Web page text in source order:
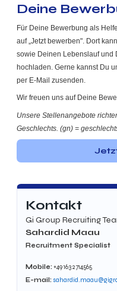
Deine
Für Deine Bewerbung als
auf „Jetzt bewerben". Dort
sowie Deinen Lebenslauf und
hochladen. Gerne kannst Du
per E-Mail zusenden.
Wir freuen uns auf Deine
Unsere Stellenangebote
Geschlechts. (gn) =
Kontakt
Gi Group Recruiting
Sahardid Maau
Recruitment Specialist
Mobile: +49 163 2714565
E-mail: